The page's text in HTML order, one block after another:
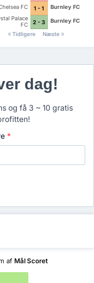
FC 1 - 1
Burnley FC
Palace
FC
2 - 3
Burnley FC
Tidligere
Næste
dag!
og få 3 ~ 10 gratis
*
af Mål Scoret